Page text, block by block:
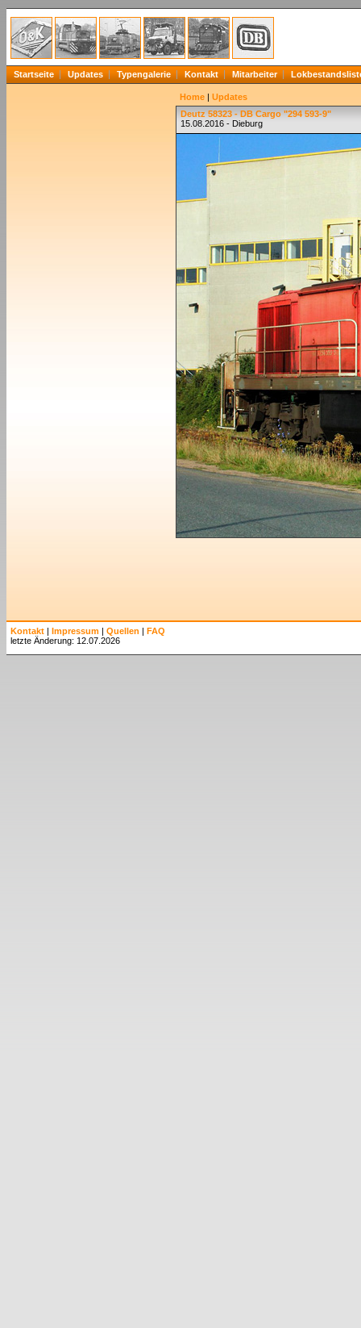
Startseite Updates Typengalerie Kontakt Mitarbeiter
Home | Updates
Deutz 58323 - DB Cargo "294 593-9"
15.08.2016 - Dieburg
Kontakt | Impressum | Quellen | FAQ
letzte Änderung: 12.07.2026